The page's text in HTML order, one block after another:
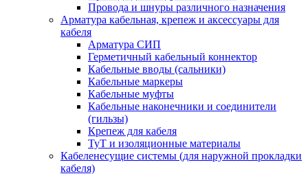
Провода и шнуры различного назначения
Арматура кабельная, крепеж и аксессуары для
кабеля
Арматура СИП
Герметичный кабельный коннектор
Кабельные вводы (сальники)
Кабельные маркеры
Кабельные муфты
Кабельные наконечники и соединители
(гильзы)
Крепеж для кабеля
ТуТ и изоляционные материалы
Кабеленесущие системы (для наружной прокладки
кабеля)